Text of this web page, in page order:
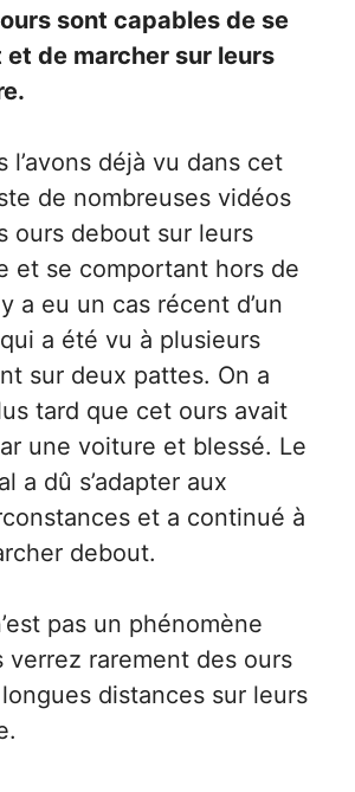
sont capables de se
de marcher sur leurs
l’avons déjà vu dans cet
de nombreuses vidéos
ours debout sur leurs
et se comportant hors de
a eu un cas récent d’un
a été vu à plusieurs
sur deux pattes. On a
tard que cet ours avait
une voiture et blessé. Le
a dû s’adapter aux
et a continué à
debout.
pas un phénomène
verrez rarement des ours
distances sur leurs